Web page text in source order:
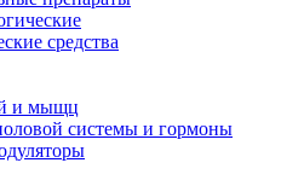
средства
и мыщц
системы и гормоны